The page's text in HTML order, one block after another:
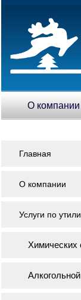
О компании
Главная
О компании
Услуги по
Химических